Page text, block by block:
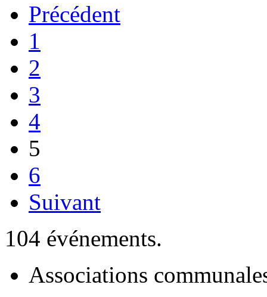
Précédent
1
2
3
4
5
6
Suivant
104 événements.
Associations